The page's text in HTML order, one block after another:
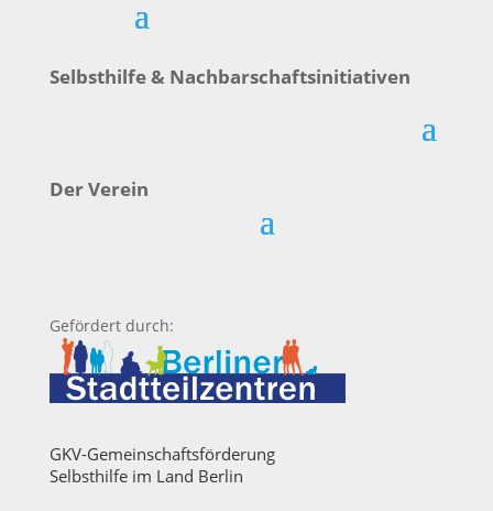
Selbsthilfe & Nachbarschaftsinitiativen
Der Verein
Gefördert durch:
GKV-Gemeinschaftsförderung
Selbsthilfe im Land Berlin